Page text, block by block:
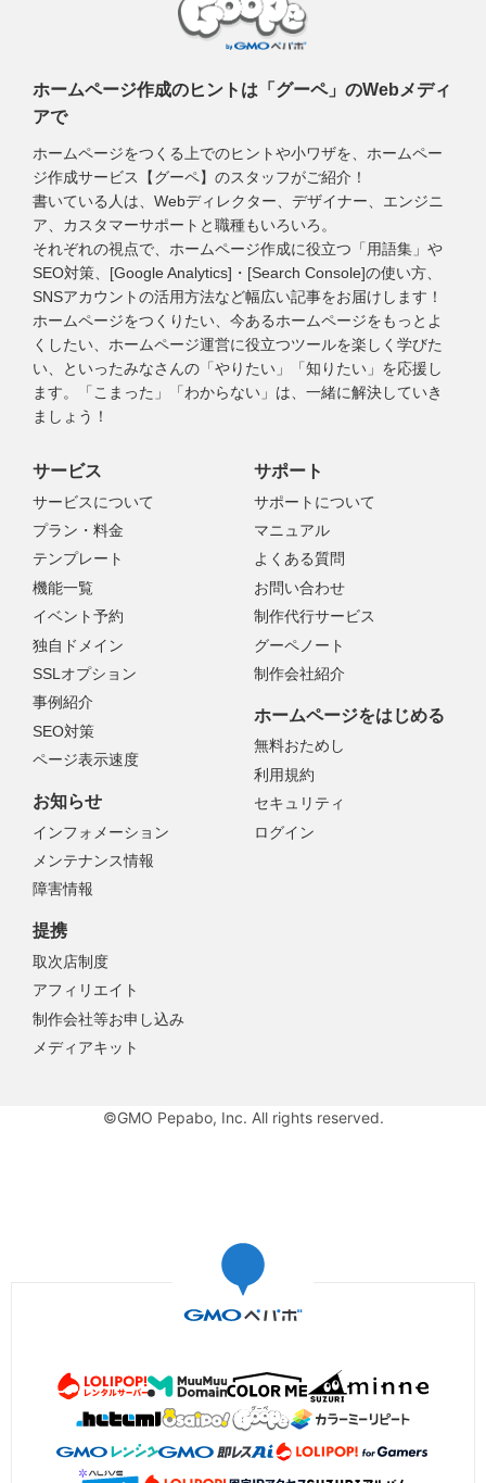
ホームページ作成のヒントは「グーペ」のWebメディ
アで
ホームページをつくる上でのヒントや小ワザを、ホームペー
ジ作成サービス【グーペ】のスタッフがご紹介！
書いている人は、Webディレクター、デザイナー、エンジニ
ア、カスタマーサポートと職種もいろいろ。
それぞれの視点で、ホームページ作成に役立つ「用語集」や
SEO対策、[Google Analytics]・[Search Console]の使い方、
SNSアカウントの活用方法など幅広い記事をお届けします！
ホームページをつくりたい、今あるホームページをもっとよ
くしたい、ホームページ運営に役立つツールを楽しく学びた
い、といったみなさんの「やりたい」「知りたい」を応援し
ます。「こまった」「わからない」は、一緒に解決していき
ましょう！
サービス
サービスについて
プラン・料金
テンプレート
機能一覧
イベント予約
独自ドメイン
SSLオプション
事例紹介
SEO対策
ページ表示速度
サポート
サポートについて
マニュアル
よくある質問
お問い合わせ
制作代行サービス
グーペノート
制作会社紹介
お知らせ
インフォメーション
メンテナンス情報
障害情報
提携
取次店制度
アフィリエイト
制作会社等お申し込み
メディアキット
ホームページをはじめる
無料おためし
利用規約
セキュリティ
ログイン
©GMO Pepabo, Inc. All rights reserved.